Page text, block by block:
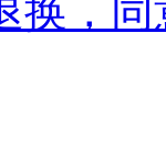
换，